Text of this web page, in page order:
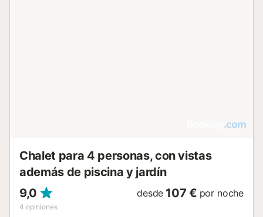
Chalet para 4 personas, con vistas
además de piscina y jardín
9,0
4 opiniones
desde 107 € por noche